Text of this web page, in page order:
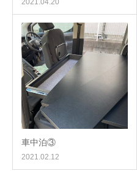
2021.04.20
車中泊③
2021.02.12